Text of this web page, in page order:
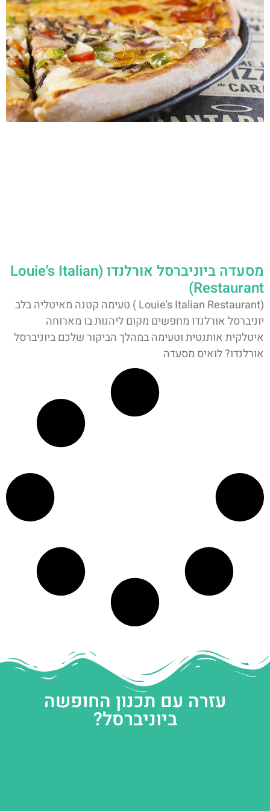
מסעדה ביוניברסל אורלנדו (Louie's Italian
Restaurant)
(Louie's Italian Restaurant ) טעימה קטנה מאיטליה בלב
יוניברסל אורלנדו מחפשים מקום ליהנות בו מארוחה
איטלקית אותנטית וטעימה במהלך הביקור שלכם ביוניברסל
אורלנדו? לואיס מסעדה
עזרה עם תכנון החופשה
ביוניברסל?